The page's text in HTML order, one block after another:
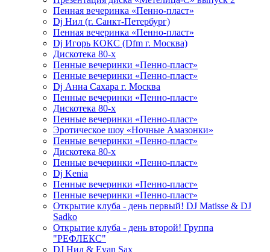
Пенная вечеринка «Пенно-пласт»
Dj Нил (г. Санкт-Петербург)
Пенная вечеринка «Пенно-пласт»
Dj Игорь КОКС (Dfm г. Москва)
Дискотека 80-х
Пенные вечеринки «Пенно-пласт»
Пенные вечеринки «Пенно-пласт»
Dj Анна Сахара г. Москва
Пенные вечеринки «Пенно-пласт»
Дискотека 80-х
Пенные вечеринки «Пенно-пласт»
Эротическое шоу «Ночные Амазонки»
Пенные вечеринки «Пенно-пласт»
Дискотека 80-х
Пенные вечеринки «Пенно-пласт»
Dj Kenia
Пенные вечеринки «Пенно-пласт»
Пенные вечеринки «Пенно-пласт»
Открытие клуба - день первый! DJ Matisse & DJ
Sadko
Открытие клуба - день второй! Группа
"РЕФЛЕКС"
DJ Нил & Evan Sax